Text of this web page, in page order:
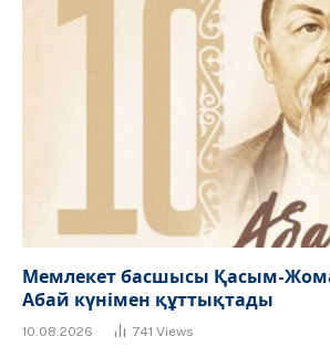
Мемлекет басшысы Қасым-
Абай күнімен құттықтады
10.08.2026 741 Views